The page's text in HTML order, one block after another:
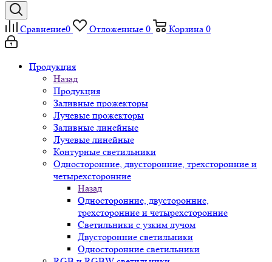
Сравнение0 Отложенные 0 Корзина 0
Продукция
Назад
Продукция
Заливные прожекторы
Лучевые прожекторы
Заливные линейные
Лучевые линейные
Контурные светильники
Односторонние, двусторонние, трехсторонние и
четырехсторонние
Назад
Односторонние, двусторонние,
трехсторонние и четырехсторонние
Светильники с узким лучом
Двусторонние светильники
Односторонние светильники